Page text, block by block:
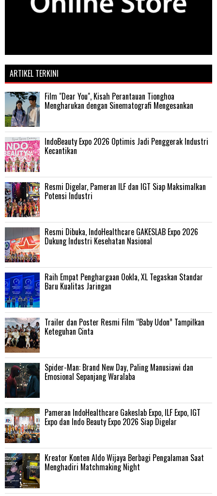
ARTIKEL TERKINI
Film "Dear You", Kisah Perantauan Tionghoa
Mengharukan dengan Sinematografi Mengesankan
IndoBeauty Expo 2026 Optimis Jadi Penggerak Industri
Kecantikan
Resmi Digelar, Pameran ILF dan IGT Siap Maksimalkan
Potensi Industri
Resmi Dibuka, IndoHealthcare GAKESLAB Expo 2026
Dukung Industri Kesehatan Nasional
Raih Empat Penghargaan Ookla, XL Tegaskan Standar
Baru Kualitas Jaringan
Trailer dan Poster Resmi Film “Baby Udon” Tampilkan
Keteguhan Cinta
‎Spider-Man: Brand New Day, Paling Manusiawi dan
Emosional Sepanjang Waralaba
Pameran IndoHealthcare Gakeslab Expo, ILF Expo, IGT
Expo dan Indo Beauty Expo 2026 Siap Digelar
Kreator Konten Aldo Wijaya Berbagi Pengalaman Saat
Menghadiri Matchmaking Night